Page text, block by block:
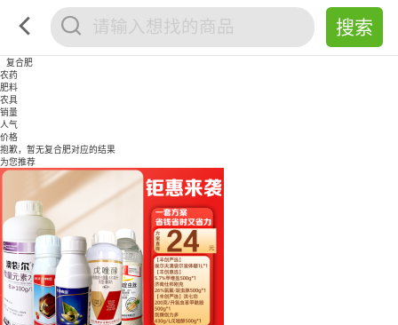
复合肥
农药
肥料
农具
销量
人气
价格
抱歉，暂无复合肥对应的结果
为您推荐